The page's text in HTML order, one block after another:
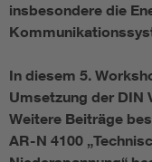
insbesondere die
In diesem 5.
Umsetzung der DIN
Weitere Beiträge
AR-N 4100